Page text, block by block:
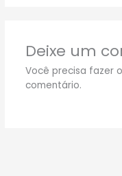
Deixe um
Você precisa fazer o
comentário.